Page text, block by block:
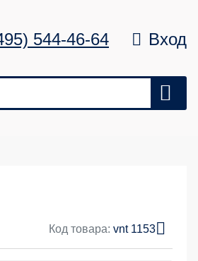
544-46-64 Вход
Код товара: vnt 1153